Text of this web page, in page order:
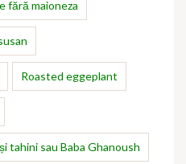
fără maioneza
Roasted eggeplant
tahini sau Baba Ghanoush